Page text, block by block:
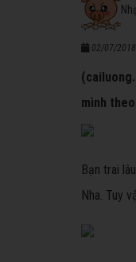
02/07/
mình
Bạn trai
Nha. Tuy